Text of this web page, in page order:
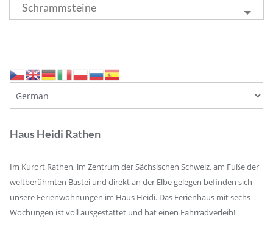
Schrammsteine
Haus Heidi Rathen
Im Kurort Rathen, im Zentrum der Sächsischen Schweiz, am Fuße der
weltberühmten Bastei und direkt an der Elbe gelegen befinden sich
unsere Ferienwohnungen im Haus Heidi. Das Ferienhaus mit sechs
Wochungen ist voll ausgestattet und hat einen Fahrradverleih!